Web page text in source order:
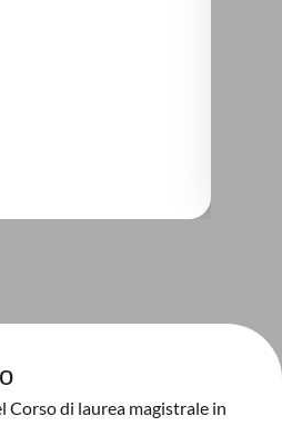
Corso di laurea magistrale in